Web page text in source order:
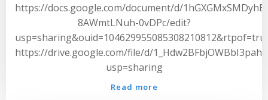
https://docs.google.com/document/d/
8AWmtLNuh-0vDPc/edit?
https://drive.google.com/file/d/
usp=sharing
Read more